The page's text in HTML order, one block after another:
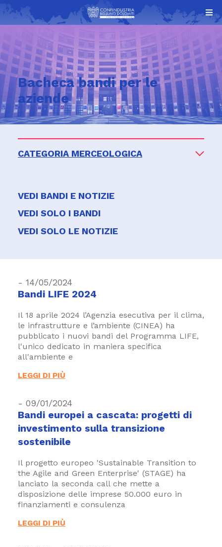
Bacheca bandi per le
aziende
CATEGORIA MERCEOLOGICA
VEDI BANDI E NOTIZIE
VEDI SOLO I BANDI
VEDI SOLO LE NOTIZIE
- 14/05/2024
Bandi LIFE 2024
Il 18 aprile 2024 l’Agenzia esecutiva per il clima,
le infrastrutture e l’ambiente (CINEA) ha
pubblicato i nuovi bandi del Programma LIFE,
l'unico dedicato in maniera specifica
all'ambiente e
LEGGI DI PIÙ
- 09/01/2024
Bandi europei a cascata: progetti di
investimento sulla transizione
sostenibile
Il progetto europeo 'Sustainable Transition to
the Agile and Green Enterprise' (STAGE) ha
lanciato la seconda call che mette a
disposizione delle imprese 50.000 euro in
finanziamenti e consulenza
LEGGI DI PIÙ